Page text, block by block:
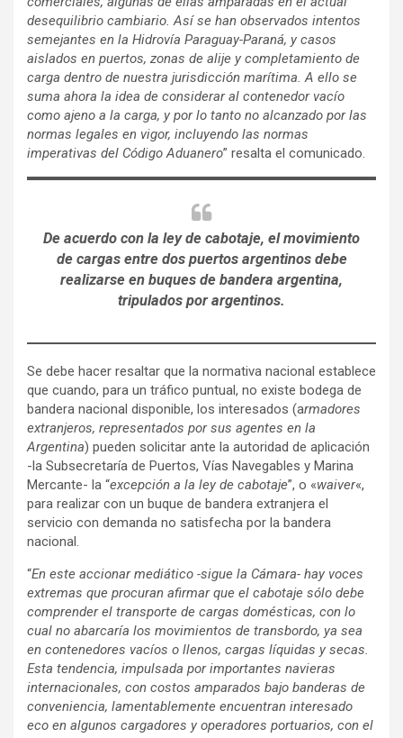
desequilibrio cambiario. Así se han observados intentos
semejantes en la Hidrovía Paraguay-Paraná, y casos
aislados en puertos, zonas de alije y completamiento de
carga dentro de nuestra jurisdicción marítima. A ello se
suma ahora la idea de considerar al contenedor vacío
como ajeno a la carga, y por lo tanto no alcanzado por las
normas legales en vigor, incluyendo las normas
imperativas del Código Aduanero” resalta el comunicado.
De acuerdo con la ley de cabotaje, el movimiento
de cargas entre dos puertos argentinos debe
realizarse en buques de bandera argentina,
tripulados por argentinos.
Se debe hacer resaltar que la normativa nacional establece
que cuando, para un tráfico puntual, no existe bodega de
bandera nacional disponible, los interesados (armadores
extranjeros, representados por sus agentes en la
Argentina) pueden solicitar ante la autoridad de aplicación
-la Subsecretaría de Puertos, Vías Navegables y Marina
Mercante- la “excepción a la ley de cabotaje”, o «waiver«,
para realizar con un buque de bandera extranjera el
servicio con demanda no satisfecha por la bandera
nacional.
“En este accionar mediático -sigue la Cámara- hay voces
extremas que procuran afirmar que el cabotaje sólo debe
comprender el transporte de cargas domésticas, con lo
cual no abarcaría los movimientos de transbordo, ya sea
en contenedores vacíos o llenos, cargas líquidas y secas.
Esta tendencia, impulsada por importantes navieras
internacionales, con costos amparados bajo banderas de
conveniencia, lamentablemente encuentran interesado
eco en algunos cargadores y operadores portuarios, con el